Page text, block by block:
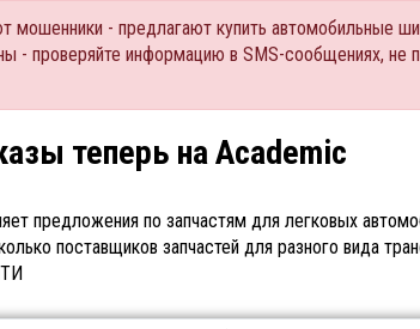
мошенники - предлагают купить автомобильные
- проверяйте информацию в SMS-сообщениях,
теперь на Academic
предложения по запчастям для легковых
поставщиков запчастей для разного вида